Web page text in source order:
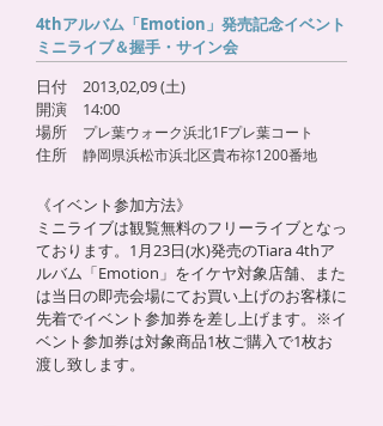
4thアルバム「Emotion」発売記念イベント
ミニライブ＆握手・サイン会
日付 2013,02,09 (土)
開演 14:00
場所
プレ葉ウォーク浜北1Fプレ葉コート
住所 静岡県浜松市浜北区貴布祢1200番地
《イベント参加方法》
ミニライブは観覧無料のフリーライブとなっ
ております。1月23日(水)発売のTiara 4thア
ルバム「Emotion」をイケヤ対象店舗、また
は当日の即売会場にてお買い上げのお客様に
先着でイベント参加券を差し上げます。※イ
ベント参加券は対象商品1枚ご購入で1枚お
渡し致します。